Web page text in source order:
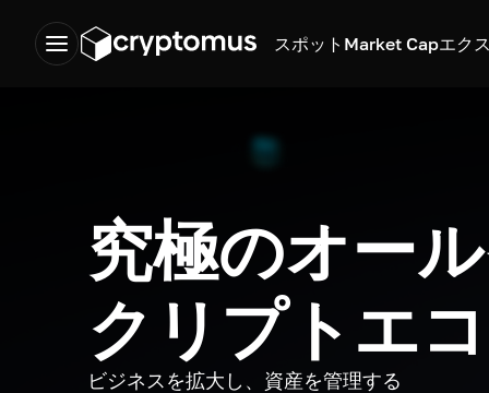
スポット Market Capエク
究極のオー
クリプトエ
ビジネスを拡大し、資産を管理する